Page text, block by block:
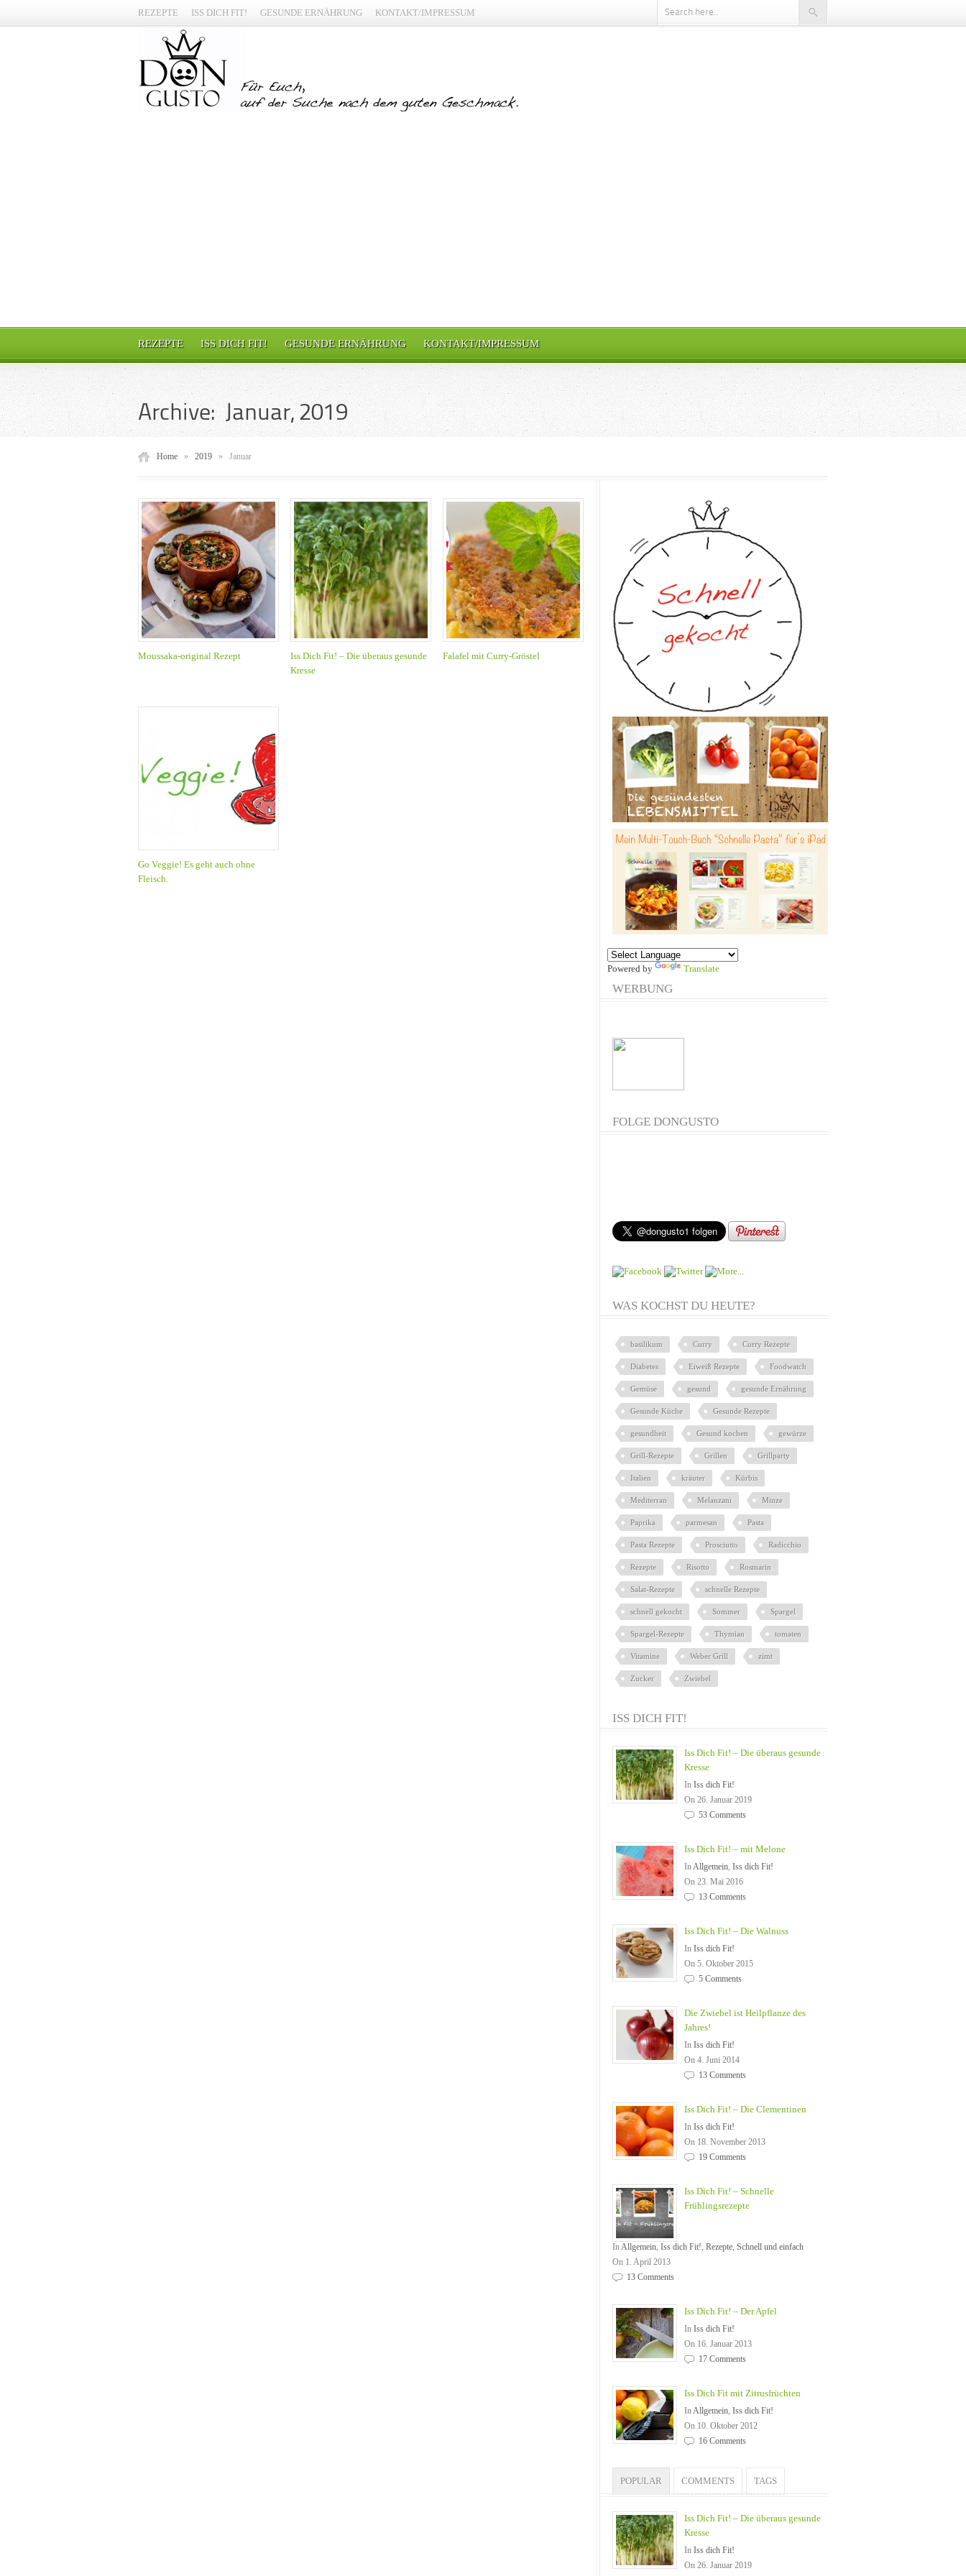
REZEPTE ISS DICH FIT! GESUNDE ERNÄHRUNG KONTAKT/IMPRESSUM
REZEPTE ISS DICH FIT! GESUNDE ERNÄHRUNG KONTAKT/IMPRESSUM
Archive: Januar, 2019
Home » 2019 » Januar
Moussaka-original Rezept
Iss Dich Fit! – Die überaus gesunde
Kresse
Falafel mit Curry-Gröstel
Go Veggie! Es geht auch ohne
Fleisch.
Powered by Translate
WERBUNG
FOLGE DONGUSTO
WAS KOCHST DU HEUTE?
basilikum Curry Curry Rezepte
Diabetes Eiweiß Rezepte Foodwatch
Gemüse gesund gesunde Ernährung
Gesunde Küche Gesunde Rezepte
gesundheit Gesund kochen gewürze
Grill-Rezepte Grillen Grillparty
Italien kräuter Kürbis
Mediterran Melanzani Minze
Paprika parmesan Pasta
Pasta Rezepte Prosciutto Radicchio
Rezepte Risotto Rosmarin
Salat-Rezepte schnelle Rezepte
schnell gekocht Sommer Spargel
Spargel-Rezepte Thymian tomaten
Vitamine Weber Grill zimt
Zucker Zwiebel
ISS DICH FIT!
Iss Dich Fit! – Die überaus gesunde
Kresse
In Iss dich Fit!
On 26. Januar 2019
53 Comments
Iss Dich Fit! – mit Melone
InAllgemein, Iss dich Fit!
On 23. Mai 2016
13 Comments
Iss Dich Fit! – Die Walnuss
In Iss dich Fit!
On 5. Oktober 2015
5 Comments
Die Zwiebel ist Heilpflanze des
Jahres!
In Iss dich Fit!
On 4. Juni 2014
13 Comments
Iss Dich Fit! – Die Clementinen
In Iss dich Fit!
On 18. November 2013
19 Comments
Iss Dich Fit! – Schnelle
Frühlingsrezepte
InAllgemein, Iss dich Fit!, Rezepte, Schnell und einfach
On 1. April 2013
13 Comments
Iss Dich Fit! – Der Apfel
In Iss dich Fit!
On 16. Januar 2013
17 Comments
Iss Dich Fit mit Zitrusfrüchten
InAllgemein, Iss dich Fit!
On 10. Oktober 2012
16 Comments
POPULAR COMMENTS TAGS
Iss Dich Fit! – Die überaus gesunde
Kresse
In Iss dich Fit!
On 26. Januar 2019